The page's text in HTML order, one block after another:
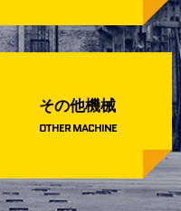
その他機械
OTHER MACHINE